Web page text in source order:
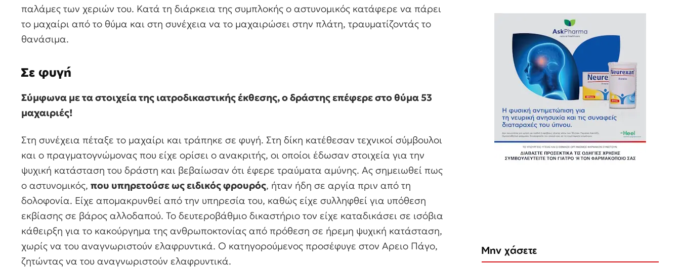
παλάμες των χεριών του. Κατά τη διάρκεια της συμπλοκής ο αστυνομικός κατάφερε να πάρει
το μαχαίρι από το θύμα και στη συνέχεια να το μαχαιρώσει στην πλάτη, τραυματίζοντάς το
θανάσιμα.
Σε φυγή
Σύμφωνα με τα στοιχεία της ιατροδικαστικής έκθεσης, ο δράστης επέφερε στο θύμα 53
μαχαιριές!
Στη συνέχεια πέταξε το μαχαίρι και τράπηκε σε φυγή. Στη δίκη κατέθεσαν τεχνικοί σύμβουλοι
και ο πραγματογνώμονας που είχε ορίσει ο ανακριτής, οι οποίοι έδωσαν στοιχεία για την
ψυχική κατάσταση του δράστη και βεβαίωσαν ότι έφερε τραύματα αμύνης. Ας σημειωθεί πως
ο αστυνομικός, που υπηρετούσε ως ειδικός φρουρός, ήταν ήδη σε αργία πριν από τη
δολοφονία. Είχε απομακρυνθεί από την υπηρεσία του, καθώς είχε συλληφθεί για υπόθεση
εκβίασης σε βάρος αλλοδαπού. Το δευτεροβάθμιο δικαστήριο τον είχε καταδικάσει σε ισόβια
κάθειρξη για το κακούργημα της ανθρωποκτονίας από πρόθεση σε ήρεμη ψυχική κατάσταση,
χωρίς να του αναγνωριστούν ελαφρυντικά. Ο κατηγορούμενος προσέφυγε στον Αρειο Πάγο,
ζητώντας να του αναγνωριστούν ελαφρυντικά.
Μην χάσετε